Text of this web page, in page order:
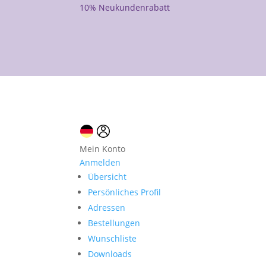
10% Neukundenrabatt
Mein Konto
Anmelden
Übersicht
Persönliches Profil
Adressen
Bestellungen
Wunschliste
Downloads